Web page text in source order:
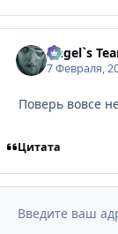
Angel`s
7 Февраля,
Поверь вовсе
Цитата